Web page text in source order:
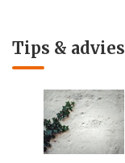
Tips & advies